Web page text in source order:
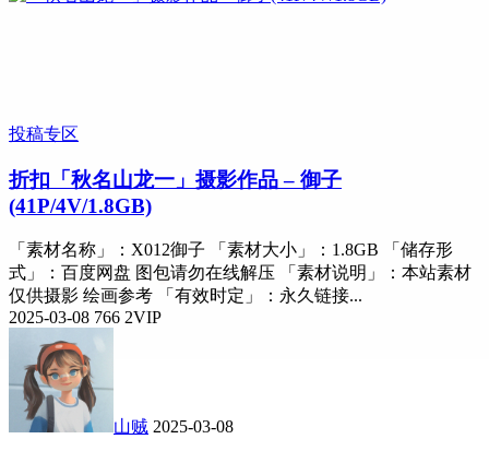
投稿专区
折扣 「秋名山龙一」摄影作品 – 御子
(41P/4V/1.8GB)
「素材名称」：X012御子 「素材大小」：1.8GB 「储存形
式」：百度网盘 图包请勿在线解压 「素材说明」：本站素材
仅供摄影 绘画参考 「有效时定」：永久链接...
2025-03-08 766 2VIP
山贼 2025-03-08